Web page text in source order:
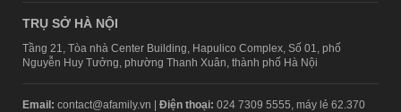
TRỤ SỞ HÀ NỘI
Tầng 21, Tòa nhà Center Building, Hapulico Complex, Số 01, phố
Nguyễn Huy Tưởng, phường Thanh Xuân, thành phố Hà Nội
Email: contact@afamily.vn | Điện thoại: 024 7309 5555, máy lẻ 62.370